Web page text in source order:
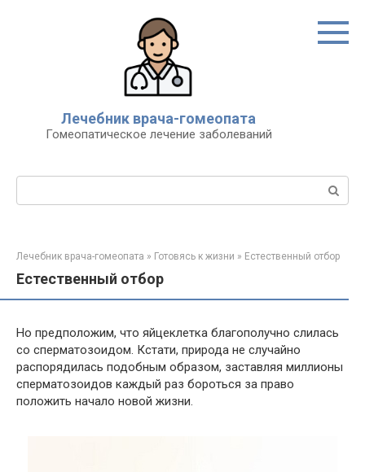
Лечебник врача-гомеопата
Гомеопатическое лечение заболеваний
Поиск:
Лечебник врача-гомеопата » Готовясь к жизни » Естественный отбор
Естественный отбор
Но предположим, что яйцеклетка благополучно слилась
со сперматозоидом. Кстати, природа не случайно
распорядилась подобным образом, заставляя миллионы
сперматозоидов каждый раз бороться за право
положить начало новой жизни.